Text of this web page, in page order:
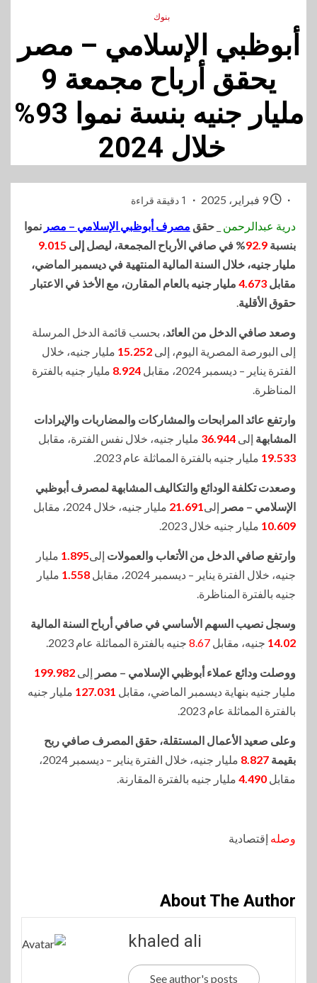
بنوك
أبوظبي الإسلامي – مصر
يحقق أرباح مجمعة 9
مليار جنيه بنسة نموا 93%
خلال 2024
1 دقيقة قراءة
درية عبدالرحمن حقق مصرف أبوظبي الإسلامي – مصر نموا
بنسبة 92.9
% في صافي الأرباح المجمعة، ليصل إلى 9.015
مليار جنيه، خلال السنة المالية المنتهية في ديسمبر الماضي،
مقابل 4.673 مليار جنيه بالعام المقارن، مع الأخذ في الاعتبار
حقوق الأقلية.
وصعد صافي الدخل من العائد، بحسب قائمة الدخل المرسلة
إلى البورصة المصرية اليوم، إلى 15.252 مليار جنيه، خلال
الفترة يناير – ديسمبر 2024، مقابل
8.924 مليار جنيه بالفترة
المناظرة.
وارتفع عائد المرابحات والمشاركات والمضاربات والإيرادات
المشابهة إلى 36.944 مليار جنيه، خلال نفس الفترة، مقابل
19.533 مليار جنيه بالفترة المماثلة عام 2023.
وصعدت تكلفة الودائع والتكاليف المشابهة لمصرف أبوظبي
الإسلامي – مصر إلى21.691 مليار جنيه، خلال 2024، مقابل
10.609 مليار جنيه خلال 2023.
وارتفع صافي الدخل من الأتعاب والعمولات إلى1.895 مليار
جنيه، خلال الفترة يناير – ديسمبر 2024، مقابل
1.558 مليار
جنيه بالفترة المناظرة.
وسجل نصيب السهم الأساسي في صافي أرباح السنة المالية
14.02 جنيه، مقابل 8.67 جنيه بالفترة المماثلة عام 2023.
ووصلت ودائع عملاء أبوظبي الإسلامي – مصر إلى 199.982
مليار جنيه بنهاية ديسمبر الماضي، مقابل 127.031 مليار جنيه
بالفترة المماثلة عام 2023.
وعلى صعيد الأعمال المستقلة، حقق المصرف صافي ربح
بقيمة 8.827
مليار جنيه، خلال الفترة يناير – ديسمبر 2024،
مقابل 4.490 مليار جنيه بالفترة المقارنة.
وصله إقتصادية
About The Author
khaled ali
See author's posts